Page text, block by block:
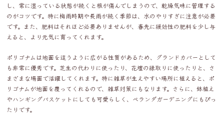
し、常に湿っている状態が続くと根が傷んでしまうので、乾燥気味に管理する
のがコツです。特に梅雨時期や長雨が続く季節は、水のやりすぎに注意が必要
です。また、肥料はそれほど必要ありませんが、春先に緩効性の肥料を少し与
えると、より元気に育ってくれます。
ポリゴナムは地面を這うように広がる性質があるため、グランドカバーとして
も非常に優秀です。芝生の代わりに使ったり、花壇の縁取りに使ったりと、さ
まざまな場面で活躍してくれます。特に雑草が生えやすい場所に植えると、ポ
リゴナムが地面を覆ってくれるので、雑草対策にもなります。さらに、鉢植え
やハンギングバスケットにしても可愛らしく、ベランダガーデニングにもぴっ
たりです。